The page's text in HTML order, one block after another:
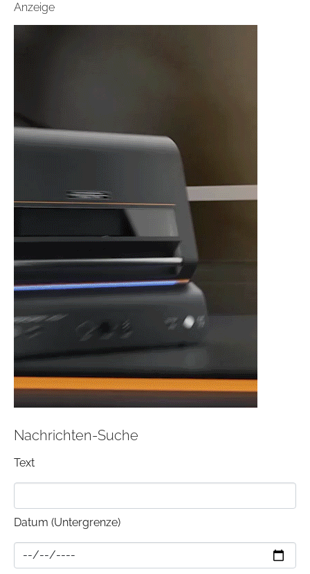
Anzeige
Nachrichten-Suche
Text
Datum (Untergrenze)